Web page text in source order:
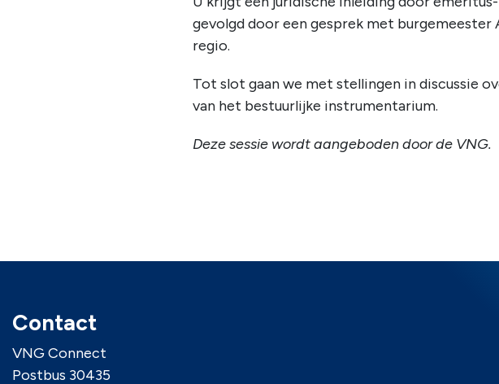
gevolgd door een gesprek met
regio.
Tot slot gaan we met stellingen in discussie
van het bestuurlijke instrumentarium.
Deze sessie wordt aangeboden door de VNG.
Contact
VNG Connect
Postbus 30435